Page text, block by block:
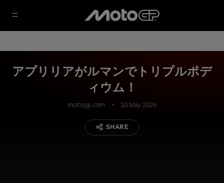
アプリリアがルマンでトリプルポデ
ィウム！
motogp.com 10 May 2026
SHARE